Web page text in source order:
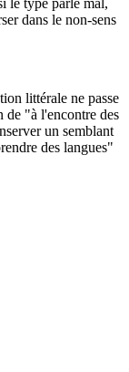
le type parle mal,
dans le non-sens
littérale ne passe
de "à l'encontre des
un semblant
des langues"